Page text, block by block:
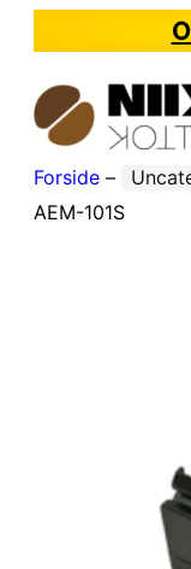
Forside –
AEM-101S